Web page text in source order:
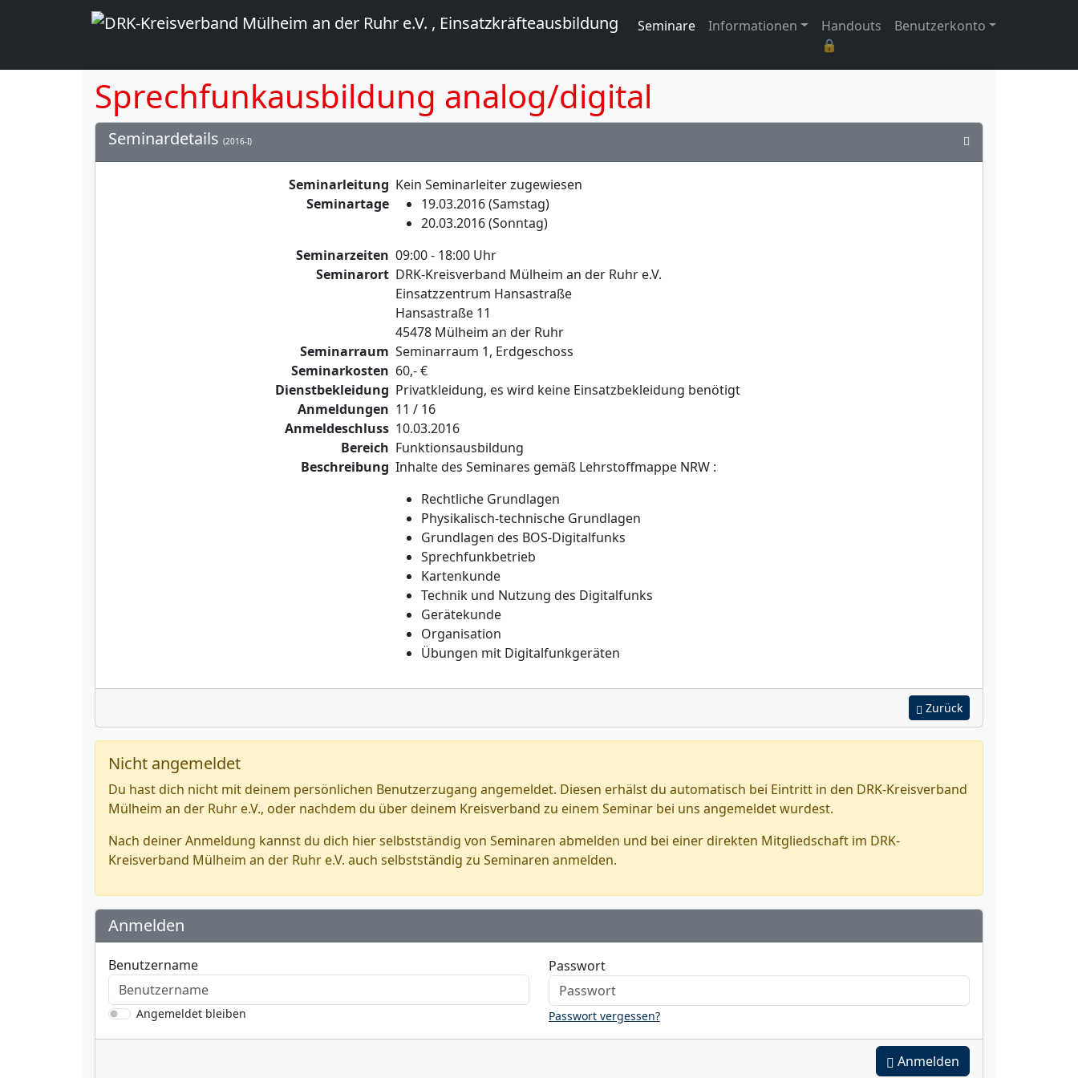
Seminare Informationen
Handouts
🔒
Benutzerkonto
Sprechfunkausbildung analog/digital
Seminardetails (2016-I)
Seminarleitung Kein Seminarleiter zugewiesen
Seminartage
19.03.2016 (Samstag)
20.03.2016 (Sonntag)
Seminarzeiten 09:00 - 18:00 Uhr
Seminarort DRK-Kreisverband Mülheim an der Ruhr e.V.
Einsatzzentrum Hansastraße
Hansastraße 11
45478 Mülheim an der Ruhr
Seminarraum Seminarraum 1, Erdgeschoss
Seminarkosten 60,- €
Dienstbekleidung Privatkleidung, es wird keine Einsatzbekleidung benötigt
Anmeldungen 11 / 16
Anmeldeschluss 10.03.2016
Bereich Funktionsausbildung
Beschreibung Inhalte des Seminares gemäß Lehrstoffmappe NRW :
Rechtliche Grundlagen
Physikalisch-technische Grundlagen
Grundlagen des BOS-Digitalfunks
Sprechfunkbetrieb
Kartenkunde
Technik und Nutzung des Digitalfunks
Gerätekunde
Organisation
Übungen mit Digitalfunkgeräten
Zurück
Nicht angemeldet
Du hast dich nicht mit deinem persönlichen Benutzerzugang angemeldet. Diesen erhälst du automatisch bei Eintritt in den DRK-Kreisverband
Mülheim an der Ruhr e.V., oder nachdem du über deinem Kreisverband zu einem Seminar bei uns angemeldet wurdest.
Nach deiner Anmeldung kannst du dich hier selbstständig von Seminaren abmelden und bei einer direkten Mitgliedschaft im DRK-
Kreisverband Mülheim an der Ruhr e.V. auch selbstständig zu Seminaren anmelden.
Anmelden
Benutzername
Angemeldet bleiben
Passwort
Passwort vergessen?
Anmelden